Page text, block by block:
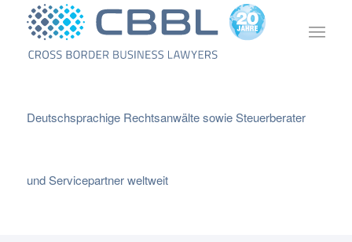
Deutschsprachige Rechtsanwälte sowie Steuerberater
und Servicepartner weltweit